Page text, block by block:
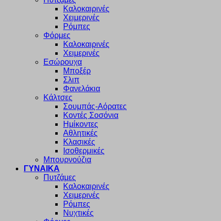
Καλοκαιρινές
Χειμερινές
Ρόμπες
Φόρμες
Καλοκαιρινές
Χειμερινές
Εσώρουχα
Μποξέρ
Σλιπ
Φανελάκια
Κάλτσες
Σουμπάς-Αόρατες
Κοντές Σοσόνια
Ημίκοντες
Αθλητικές
Κλασικές
Ισοθερμικές
Μπουρνούζια
ΓΥΝΑΙΚΑ
Πυτζάμες
Καλοκαιρινές
Χειμερινές
Ρόμπες
Νυχτικές